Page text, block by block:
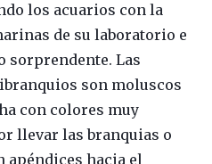
los acuarios con la
de su laboratorio e
sorprendente. Las
son moluscos
con colores muy
llevar las branquias o
apéndices hacia el